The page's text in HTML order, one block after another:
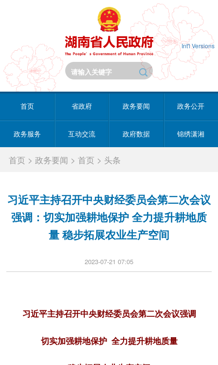
Int'l Versions
首页 省政府 政务要闻 政务公开
政务服务 互动交流 政府数据 锦绣潇湘
首页 >政务要闻 >首页 > 头条
习近平主持召开中央财经委员会第二次会议
强调：切实加强耕地保护 全力提升耕地质
量 稳步拓展农业生产空间
2023-07-21 07:05
​习近平主持召开中央财经委员会第二次会议强调
切实加强耕地保护 全力提升耕地质量